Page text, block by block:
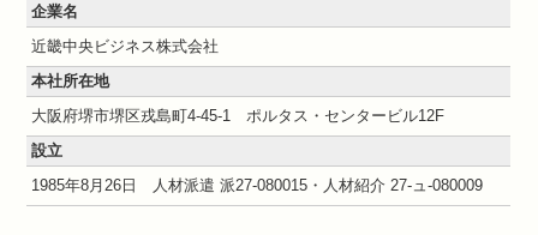
企業名
近畿中央ビジネス株式会社
本社所在地
大阪府堺市堺区戎島町4-45-1 ポルタス・センタービル12F
設立
1985年8月26日 人材派遣 派27-080015・人材紹介 27-ュ-080009